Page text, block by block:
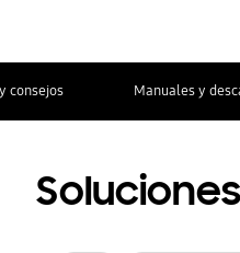
consejos Manuales y